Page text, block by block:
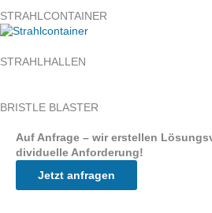
STRAHLCONTAINER
STRAHLHALLEN
BRISTLE BLASTER
Auf An­frage – wir er­stel­len
di­vi­du­el­le An­for­de­rung!
Jetzt anfragen